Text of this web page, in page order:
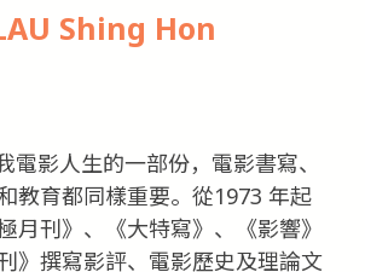
Shing Hon
電影人生的一部份，電影書寫、
教育都同樣重要。從1973 年起
月刊》、《大特寫》、《影響》
》撰寫影評、電影歷史及理論文